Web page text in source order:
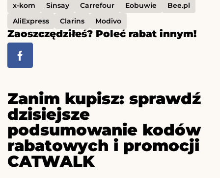
x-kom
Sinsay Carrefour Eobuwie
Bee.pl
AliExpress
Clarins Modivo
Zaoszczędziłeś? Poleć rabat innym!
Zanim kupisz: sprawdź
dzisiejsze
podsumowanie kodów
rabatowych i promocji
CATWALK